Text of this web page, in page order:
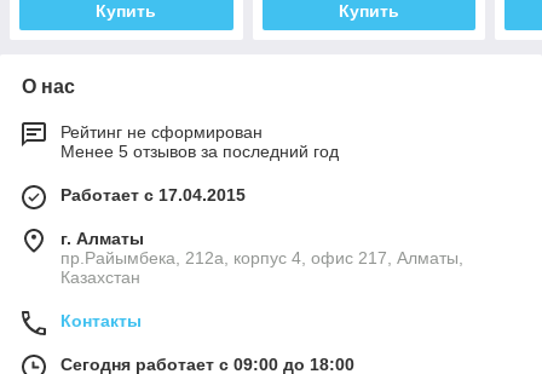
Купить Купить
О нас
Рейтинг не сформирован
Менее 5 отзывов за последний год
Работает с 17.04.2015
г. Алматы
пр.Райымбека, 212а, корпус 4, офис 217, Алматы,
Казахстан
Контакты
Сегодня работает с 09:00 до 18:00